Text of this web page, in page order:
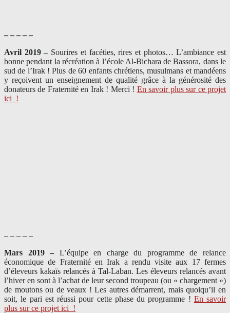
– – – – –
Avril 2019 – Sourires et facéties, rires et photos… L’ambiance est
bonne pendant la récréation à l’école Al-Bichara de Bassora, dans le
sud de l’Irak ! Plus de 60 enfants chrétiens, musulmans et mandéens
y reçoivent un enseignement de qualité grâce à la générosité des
donateurs de Fraternité en Irak ! Merci ! En savoir plus sur ce projet
ici !
– – – – –
Mars 2019 – L’équipe en charge du programme de relance
économique de Fraternité en Irak a rendu visite aux 17 fermes
d’éleveurs kakaïs relancés à Tal-Laban. Les éleveurs relancés avant
l’hiver en sont à l’achat de leur second troupeau (ou « chargement »)
de moutons ou de veaux ! Les autres démarrent, mais quoiqu’il en
soit, le pari est réussi pour cette phase du programme ! En savoir
plus sur ce projet ici !